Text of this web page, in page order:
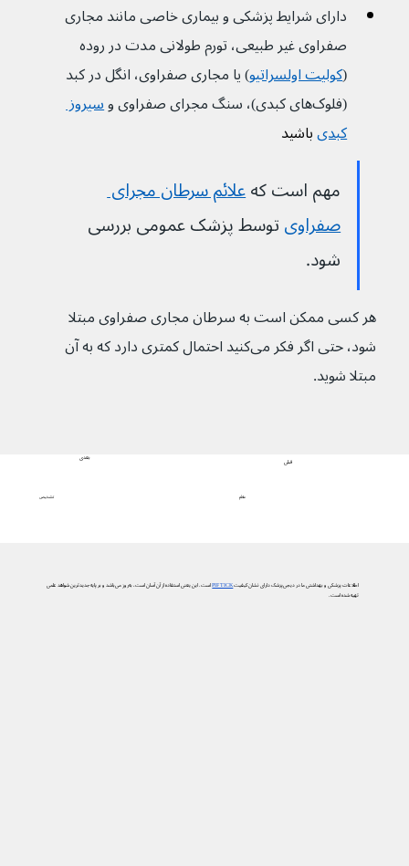
دارای شرایط پزشکی و بیماری خاصی مانند مجاری
صفراوی غیر طبیعی، تورم طولانی مدت در روده
(کولیت اولسراتیو) یا مجاری صفراوی، انگل در کبد
(فلوک‌های کبدی)، سنگ مجرای صفراوی و
سیروز
کبدیباشید
مهم است که علائم سرطان مجرای
صفراویتوسط پزشک عمومی بررسی
شود.
هر کسی ممکن است به سرطان مجاری صفراوی مبتلا
شود، حتی اگر فکر می‌کنید احتمال کمتری دارد که به آن
مبتلا شوید.
تشخیص
بعدی
علائم
قبلی
اطلاعات پزشکی و بهداشتی ما در دیجی‌پزشک دارای نشان کیفیتPIF TICKاست. این یعنی استفاده از آن آسان است، به‌روز می‌باشد و بر پایه جدیدترین شواهد علمی
تهیه شده است.